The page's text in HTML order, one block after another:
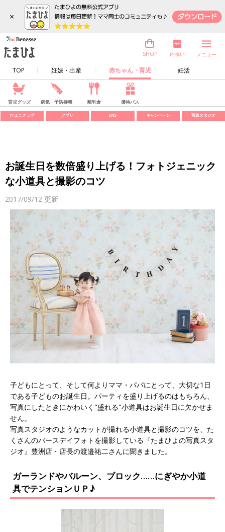
×
TOP 妊娠・出産 赤ちゃん・育児 妊活
SHOP 内祝い メニュー
育児グッズ 病気・予防接種 離乳食 優待パス
ひよこクラブ アプリ SNS キャンペーン 写真スタジオ
お誕生日を数倍盛り上げる！フォトジェニック
な小道具と撮影のコツ
2017/09/12 更新
子どもにとって、そして何よりママ・パパにとって、大切な1日
である子どものお誕生日。パーティを盛り上げるのはもちろん、
写真にしたときにかわいく"盛れる"小道具はお誕生日に欠かせま
せん。
写真スタジオのようなカットが撮れる小道具と撮影のコツを、た
くさんのバースデイフォトを撮影している『たまひよの写真スタ
ジオ』豊洲店・店長の渡邉祐二さんに聞きました。
ガーランドやバルーン、ブロック……にぎやか小道
具でテンションＵＰ♪